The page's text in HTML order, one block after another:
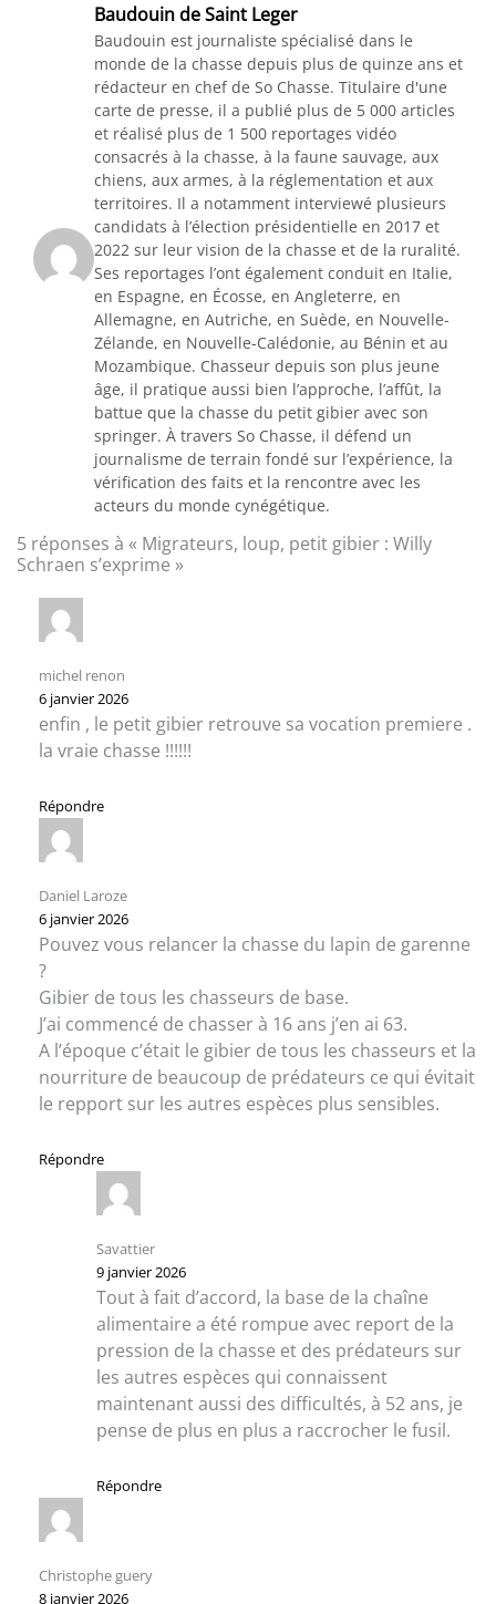
Baudouin de Saint Leger
Baudouin est journaliste spécialisé dans le
monde de la chasse depuis plus de quinze ans et
rédacteur en chef de So Chasse. Titulaire d'une
carte de presse, il a publié plus de 5 000 articles
et réalisé plus de 1 500 reportages vidéo
consacrés à la chasse, à la faune sauvage, aux
chiens, aux armes, à la réglementation et aux
territoires. Il a notamment interviewé plusieurs
candidats à l’élection présidentielle en 2017 et
2022 sur leur vision de la chasse et de la ruralité.
Ses reportages l’ont également conduit en Italie,
en Espagne, en Écosse, en Angleterre, en
Allemagne, en Autriche, en Suède, en Nouvelle-
Zélande, en Nouvelle-Calédonie, au Bénin et au
Mozambique. Chasseur depuis son plus jeune
âge, il pratique aussi bien l’approche, l’affût, la
battue que la chasse du petit gibier avec son
springer. À travers So Chasse, il défend un
journalisme de terrain fondé sur l’expérience, la
vérification des faits et la rencontre avec les
acteurs du monde cynégétique.
5 réponses à « Migrateurs, loup, petit gibier : Willy
Schraen s’exprime »
michel renon
6 janvier 2026
enfin , le petit gibier retrouve sa vocation premiere .
la vraie chasse !!!!!!
Répondre
Daniel Laroze
6 janvier 2026
Pouvez vous relancer la chasse du lapin de garenne
?
Gibier de tous les chasseurs de base.
J’ai commencé de chasser à 16 ans j’en ai 63.
A l’époque c’était le gibier de tous les chasseurs et la
nourriture de beaucoup de prédateurs ce qui évitait
le repport sur les autres espèces plus sensibles.
Répondre
Savattier
9 janvier 2026
Tout à fait d’accord, la base de la chaîne
alimentaire a été rompue avec report de la
pression de la chasse et des prédateurs sur
les autres espèces qui connaissent
maintenant aussi des difficultés, à 52 ans, je
pense de plus en plus a raccrocher le fusil.
Répondre
Christophe guery
8 janvier 2026